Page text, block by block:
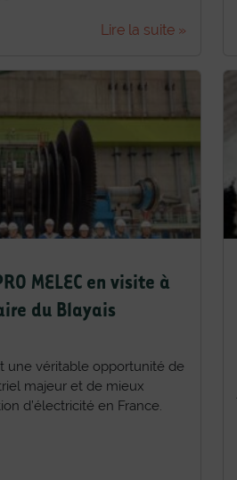
Lire la suite »
MELEC en visite à
du Blayais
une véritable opportunité de
majeur et de mieux
d’électricité en France.